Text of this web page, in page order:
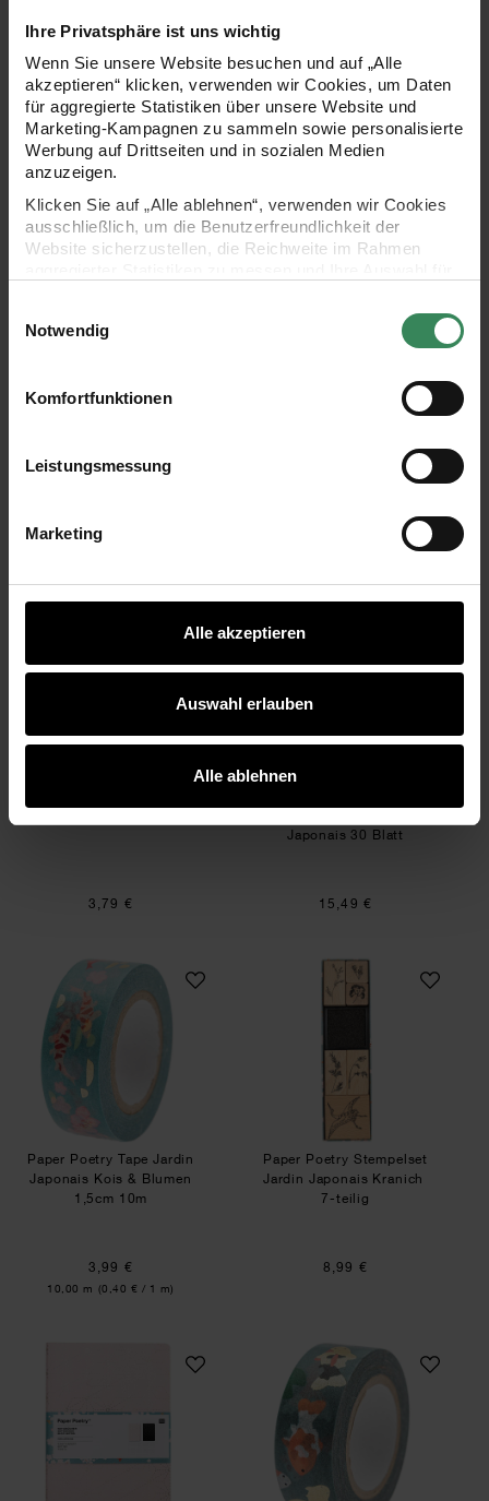
Ihre Privatsphäre ist uns wichtig
Wenn Sie unsere Website besuchen und auf „Alle
akzeptieren“ klicken, verwenden wir Cookies, um Daten
für aggregierte Statistiken über unsere Website und
Marketing-Kampagnen zu sammeln sowie personalisierte
Werbung auf Drittseiten und in sozialen Medien
anzuzeigen.
Klicken Sie auf „Alle ablehnen“, verwenden wir Cookies
ausschließlich, um die Benutzerfreundlichkeit der
Website sicherzustellen, die Reichweite im Rahmen
Ihre Einwilligung ist freiwillig und kann jederzeit über den
Link „Cookie-Einstellungen“ im Fußbereich der Seite
verwendeten Technologien und den Empfängern der
Daten finden Sie in unserer Datenschutzerklärung.
Notwendig
Komfortfunktionen
Leistungsmessung
Marketing
Alle akzeptieren
Auswahl erlauben
Alle ablehnen
Paper Poetry Gelsticker
Jardin Japonais
Winkekatzen
3,79 €
Paper Poetry Sticker Jardin
Japonais Katzen 32 Stück
Paper Poetry Sticker Jardin Japonais
Stück
3,79 €
Paper Poetry
Jardin Japonais Kois &
Paper Poetry Sticker Jardin Japonais Kois 75
3,79 €
Paper Poetry
Japonais 30 Blatt
15,49 €
Paper Poetry Tape Jardin Japonais Kois &
Paper Poetry Tape Jardin
Japonais Kois & Blumen
1,5cm 10m
3,99 €
Inhalt:
10,00 m (0,40 € / 1 m)
Paper Poetry
Paper Poetry Stempelset
Jardin Japonais Kranich
7-teilig
8,99 €
Paper Poetry Notizbücher Jardin Japonais
Paper Poetry